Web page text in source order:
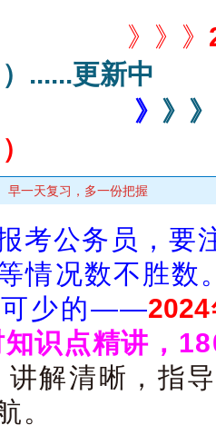
》》
......更新中
》 》》
早一天复习，多一份把握
考公务员，要
情况数不胜数
可少的——
识点精讲，
讲解清晰，指
。